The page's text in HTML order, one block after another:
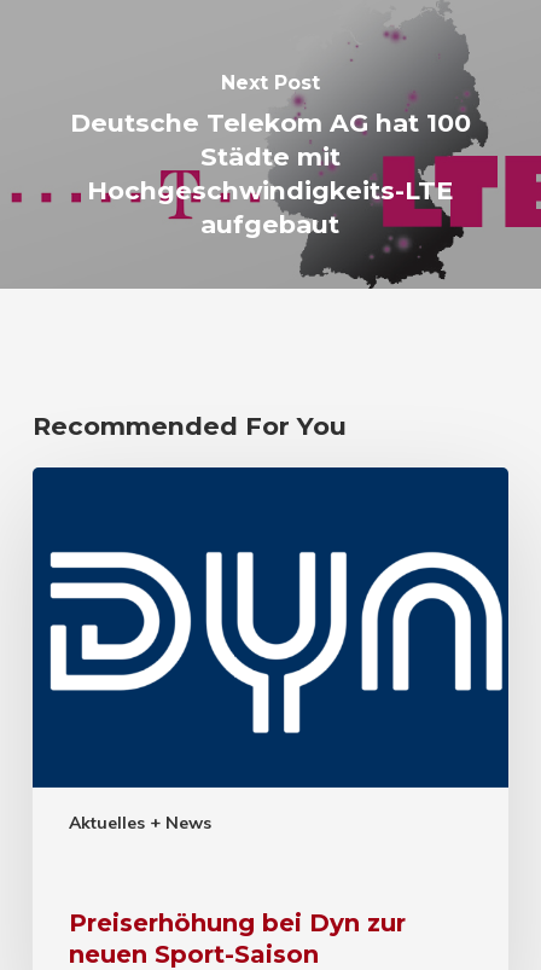
Next Post
Deutsche Telekom AG hat 100
Städte mit
Hochgeschwindigkeits-LTE
aufgebaut
Recommended For You
Aktuelles + News
Preiserhöhung bei Dyn zur
neuen Sport-Saison